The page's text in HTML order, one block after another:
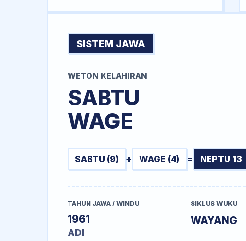
SISTEM JAWA
WETON KELAHIRAN
SABTU
WAGE
SABTU (9) + WAGE (4) = NEPTU 13
TAHUN JAWA / WINDU
1961
ADI
SIKLUS WUKU
WAYANG